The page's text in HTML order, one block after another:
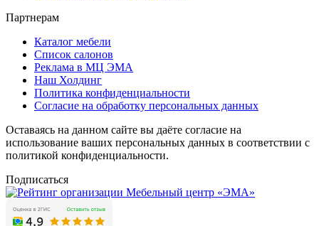
Партнерам
Каталог мебели
Список салонов
Реклама в МЦ ЭМА
Наш Холдинг
Политика конфиденциальности
Согласие на обработку персональных данных
Оставаясь на данном сайте вы даёте согласие на
использование ваших персональных данных в соответствии с
политикой конфиденциальности.
Подписаться